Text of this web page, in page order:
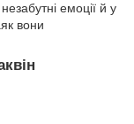
емоції й у
вони